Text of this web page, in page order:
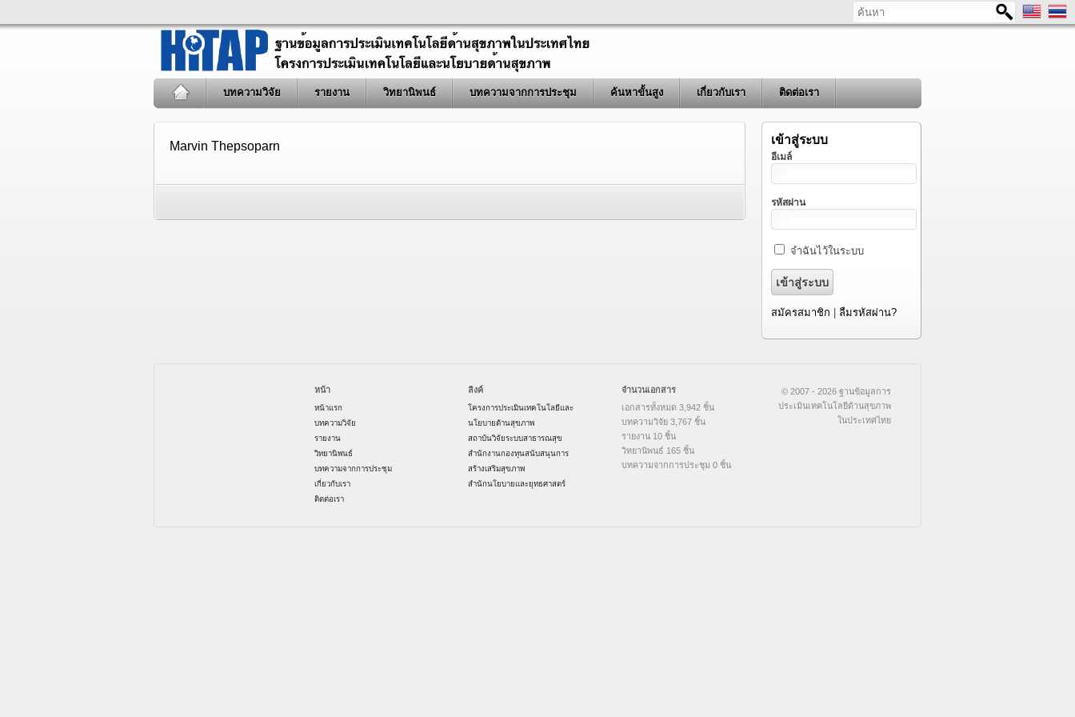
ค้นหา
บทความวิจัย รายงาน วิทยานิพนธ์ บทความจากการประชุม ค้นหาขั้นสูง เกี่ยวกับเรา ติดต่อเรา
Marvin Thepsoparn เข้าสู่ระบบ
อีเมล์
รหัสผ่าน
จำฉันไว้ในระบบ
สมัครสมาชิก ลืมรหัสผ่าน?
หน้า
หน้าแรก
บทความวิจัย
รายงาน
วิทยานิพนธ์
บทความจากการประชุม
เกี่ยวกับเรา
ติดต่อเรา
ลิงค์
โครงการประเมินเทคโนโลยีและ
นโยบายด้านสุขภาพ
สถาบันวิจัยระบบสาธารณสุข
สำนักงานกองทุนสนับสนุนการ
สร้างเสริมสุขภาพ
สำนักนโยบายและยุทธศาสตร์
จำนวนเอกสาร
เอกสารทั้งหมด 3,942 ชิ้น
บทความวิจัย 3,767 ชิ้น
รายงาน 10 ชิ้น
วิทยานิพนธ์ 165 ชิ้น
บทความจากการประชุม 0 ชิ้น
© 2007 - 2026 ฐานข้อมูลการ
ประเมินเทคโนโลยีด้านสุขภาพ
ในประเทศไทย